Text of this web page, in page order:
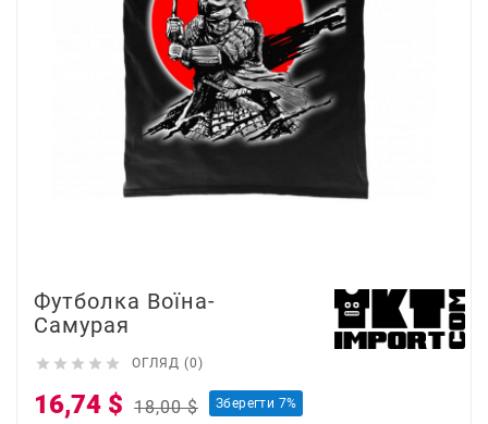
Футболка Воїна-
Самурая
     ОГЛЯД (0)
16,74 $ 18,00 $ Зберегти 7%